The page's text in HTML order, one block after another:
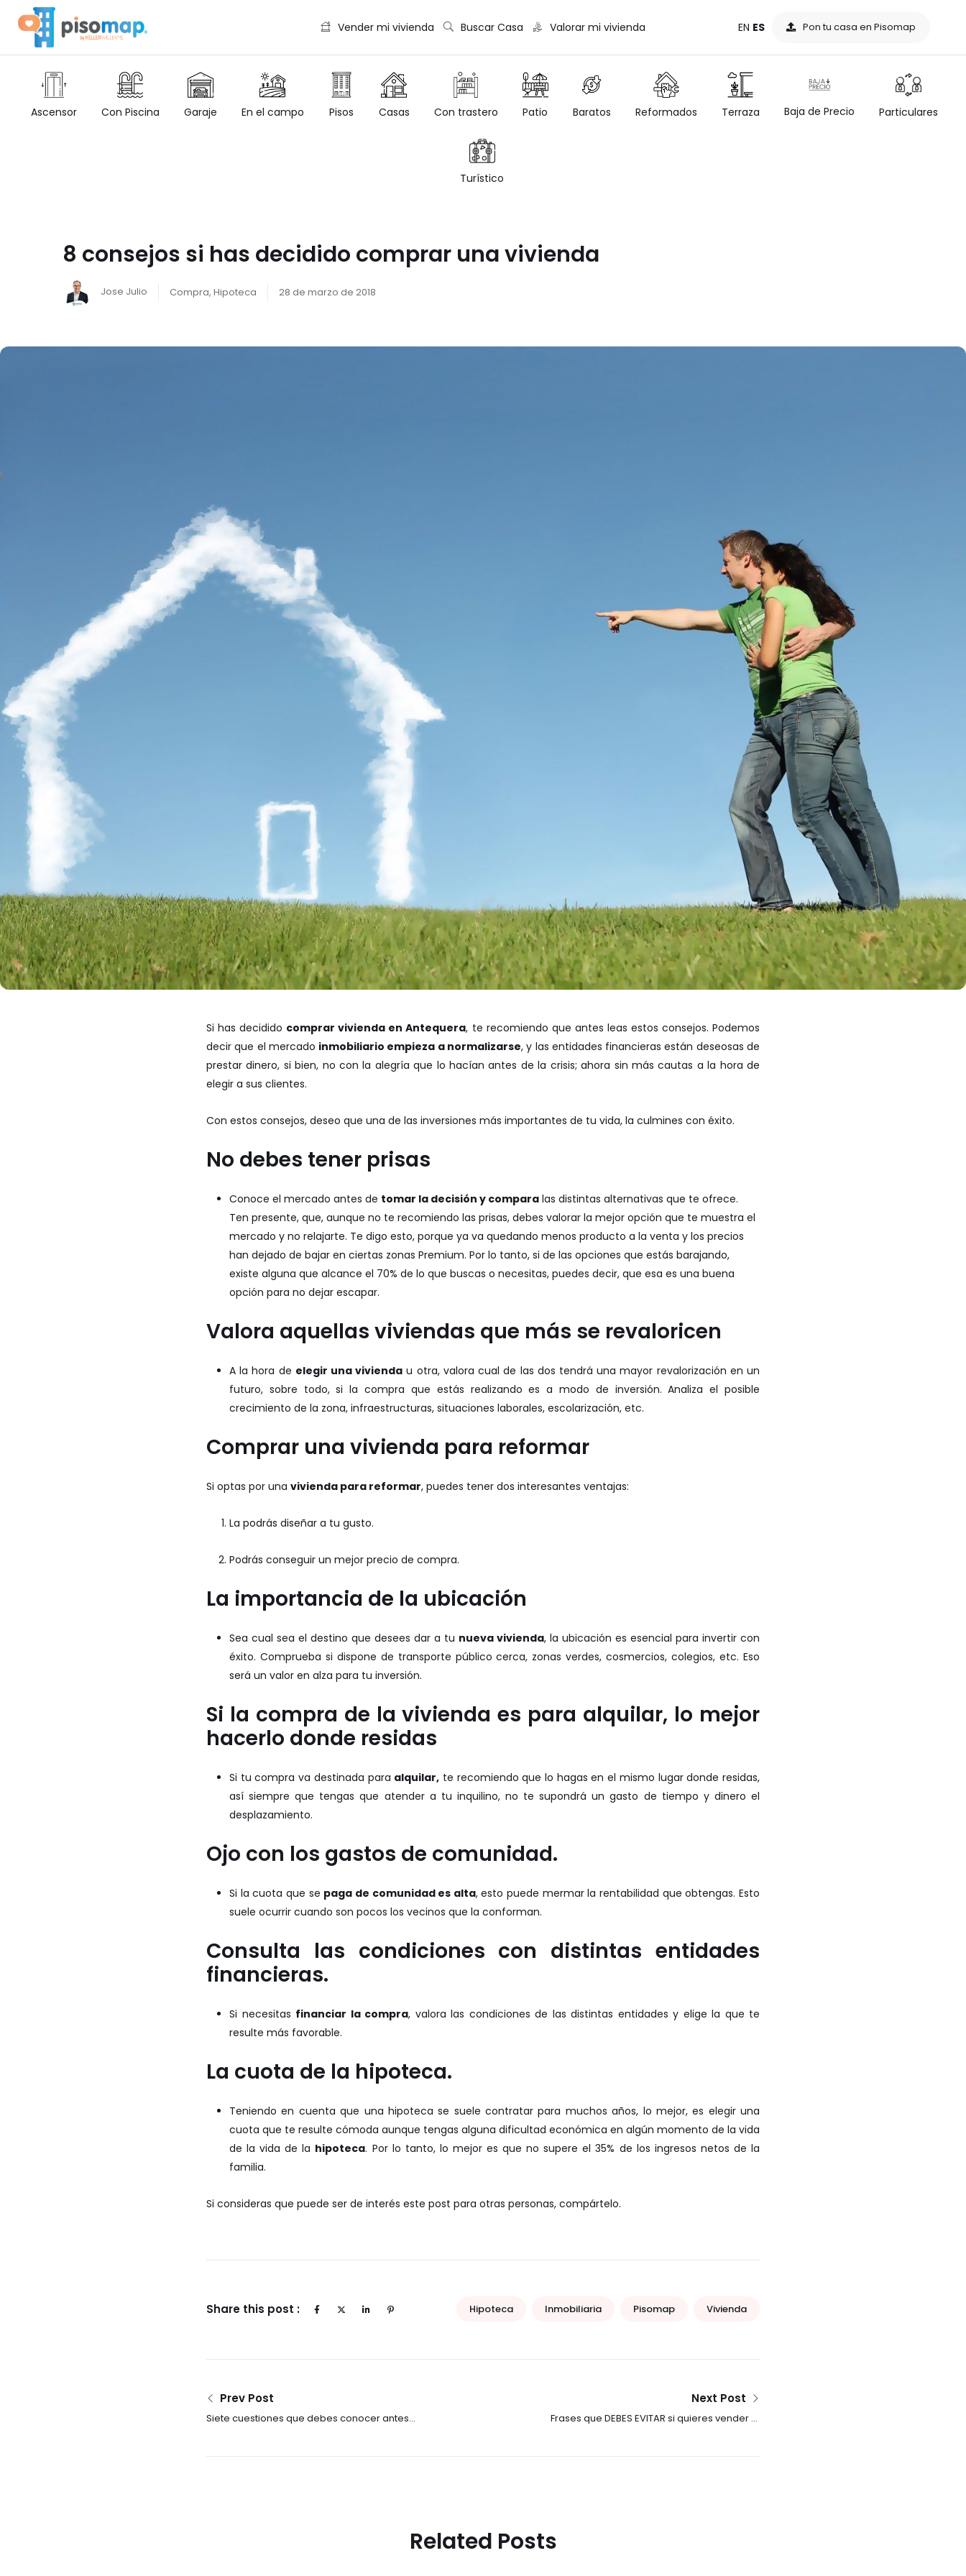
Vender mi vivienda Buscar Casa Valorar mi vivienda EN ES Pon tu casa en Pisomap
Ascensor Con Piscina Garaje En el campo Pisos Casas Con trastero Patio Baratos Reformados Terraza Baja de Precio Particulares
Turístico
8 consejos si has decidido comprar una vivienda
Jose Julio Compra, Hipoteca 28 de marzo de 2018
Si has decidido comprar vivienda en Antequera, te recomiendo que antes leas estos consejos. Podemos
decir que el mercado inmobiliario empieza a normalizarse, y las entidades financieras están deseosas de
prestar dinero, si bien, no con la alegría que lo hacían antes de la crisis; ahora sin más cautas a la hora de
elegir a sus clientes.
Con estos consejos, deseo que una de las inversiones más importantes de tu vida, la culmines con éxito.
No debes tener prisas
Conoce el mercado antes de tomar la decisión y compara las distintas alternativas que te ofrece.
Ten presente, que, aunque no te recomiendo las prisas, debes valorar la mejor opción que te muestra el
mercado y no relajarte. Te digo esto, porque ya va quedando menos producto a la venta y los precios
han dejado de bajar en ciertas zonas Premium. Por lo tanto, si de las opciones que estás barajando,
existe alguna que alcance el 70% de lo que buscas o necesitas, puedes decir, que esa es una buena
opción para no dejar escapar.
Valora aquellas viviendas que más se revaloricen
A la hora de elegir una vivienda u otra, valora cual de las dos tendrá una mayor revalorización en un
futuro, sobre todo, si la compra que estás realizando es a modo de inversión. Analiza el posible
crecimiento de la zona, infraestructuras, situaciones laborales, escolarización, etc.
Comprar una vivienda para reformar
Si optas por una vivienda para reformar, puedes tener dos interesantes ventajas:
La podrás diseñar a tu gusto.
Podrás conseguir un mejor precio de compra.
La importancia de la ubicación
Sea cual sea el destino que desees dar a tu nueva vivienda, la ubicación es esencial para invertir con
éxito. Comprueba si dispone de transporte público cerca, zonas verdes, cosmercios, colegios, etc. Eso
será un valor en alza para tu inversión.
Si la compra de la vivienda es para alquilar, lo mejor
hacerlo donde residas
Si tu compra va destinada para alquilar, te recomiendo que lo hagas en el mismo lugar donde residas,
así siempre que tengas que atender a tu inquilino, no te supondrá un gasto de tiempo y dinero el
desplazamiento.
Ojo con los gastos de comunidad.
Si la cuota que se paga de comunidad es alta, esto puede mermar la rentabilidad que obtengas. Esto
suele ocurrir cuando son pocos los vecinos que la conforman.
Consulta las condiciones con distintas entidades
financieras.
Si necesitas financiar la compra, valora las condiciones de las distintas entidades y elige la que te
resulte más favorable.
La cuota de la hipoteca.
Teniendo en cuenta que una hipoteca se suele contratar para muchos años, lo mejor, es elegir una
cuota que te resulte cómoda aunque tengas alguna dificultad económica en algún momento de la vida
de la vida de la hipoteca. Por lo tanto, lo mejor es que no supere el 35% de los ingresos netos de la
familia.
Si consideras que puede ser de interés este post para otras personas, compártelo.
Share this post : Hipoteca Inmobiliaria Pisomap Vivienda
Prev Post
Siete cuestiones que debes conocer antes
Next Post
Frases que DEBES EVITAR si quieres vender tu
Related Posts